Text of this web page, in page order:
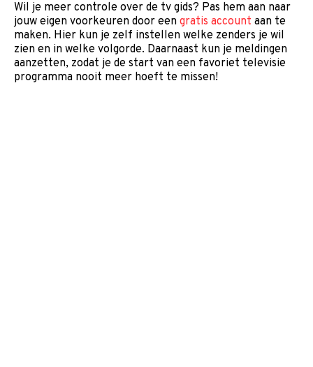
Wil je meer controle over de tv gids? Pas hem aan naar
jouw eigen voorkeuren door een gratis account aan te
maken. Hier kun je zelf instellen welke zenders je wil
zien en in welke volgorde. Daarnaast kun je meldingen
aanzetten, zodat je de start van een favoriet televisie
programma nooit meer hoeft te missen!